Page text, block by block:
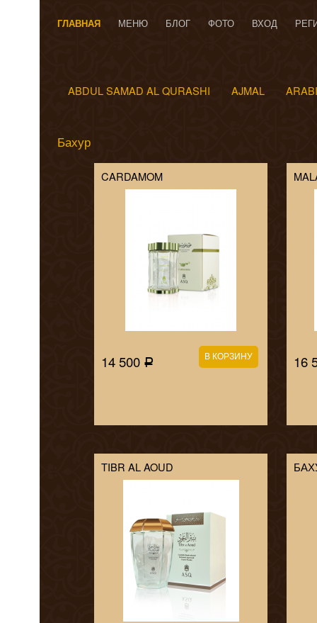
ГЛАВНАЯ МЕНЮ БЛОГ ФОТО ВХОД
ABDUL SAMAD AL QURASHI AJMAL
Бахур
CARDAMOM
14 500 Р 16
TIBR AL AOUD